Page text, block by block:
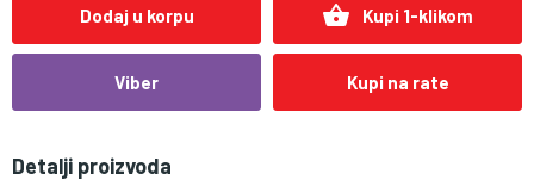
Dodaj u korpu shopping_basket Kupi 1-klikom
Viber Kupi na rate
Detalji proizvoda